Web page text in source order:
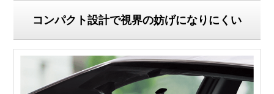
コンパクト設計で視界の妨げになりにくい